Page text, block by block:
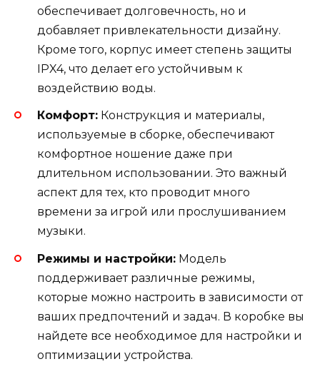
обеспечивает долговечность, но и
добавляет привлекательности дизайну.
Кроме того, корпус имеет степень защиты
IPX4, что делает его устойчивым к
воздействию воды.
Комфорт: Конструкция и материалы,
используемые в сборке, обеспечивают
комфортное ношение даже при
длительном использовании. Это важный
аспект для тех, кто проводит много
времени за игрой или прослушиванием
музыки.
Режимы и настройки: Модель
поддерживает различные режимы,
которые можно настроить в зависимости от
ваших предпочтений и задач. В коробке вы
найдете все необходимое для настройки и
оптимизации устройства.